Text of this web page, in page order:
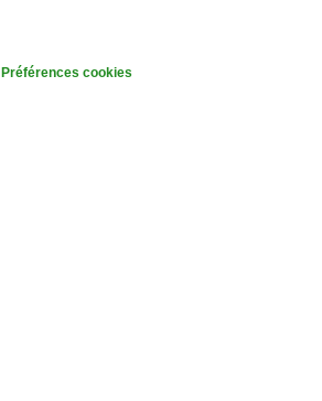
Préférences cookies